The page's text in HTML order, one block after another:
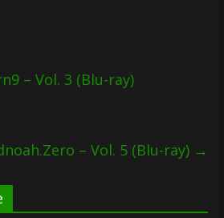
– Vol. 3 (Blu-ray)
– Vol. 5 (Blu-ray) →